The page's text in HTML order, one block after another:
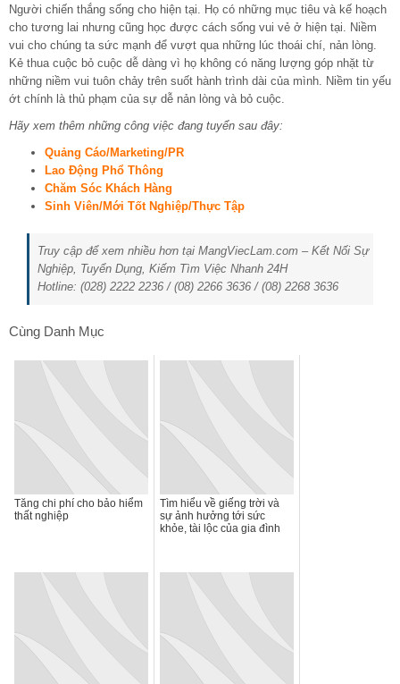
Người chiến thắng sống cho hiện tại. Họ có những mục tiêu và kế hoạch
cho tương lai nhưng cũng học được cách sống vui vẻ ở hiện tại. Niềm
vui cho chúng ta sức mạnh để vượt qua những lúc thoái chí, nản lòng.
Kẻ thua cuộc bỏ cuộc dễ dàng vì họ không có năng lượng góp nhặt từ
những niềm vui tuôn chảy trên suốt hành trình dài của mình. Niềm tin yếu
ớt chính là thủ phạm của sự dễ nản lòng và bỏ cuộc.
Hãy xem thêm những công việc đang tuyển sau đây:
Quảng Cáo/Marketing/PR
Lao Động Phổ Thông
Chăm Sóc Khách Hàng
Sinh Viên/Mới Tốt Nghiệp/Thực Tập
Truy cập để xem nhiều hơn tại MangViecLam.com – Kết Nối Sự
Nghiệp, Tuyển Dụng, Kiếm Tìm Việc Nhanh 24H
Hotline: (028) 2222 2236 / (08) 2266 3636 / (08) 2268 3636
Cùng Danh Mục
Tăng chi phí cho bảo hiểm
thất nghiệp
Tìm hiểu về giếng trời và
sự ảnh hưởng tới sức
khỏe, tài lộc của gia đình